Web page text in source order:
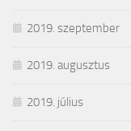
2019. szeptember
2019. augusztus
2019. július